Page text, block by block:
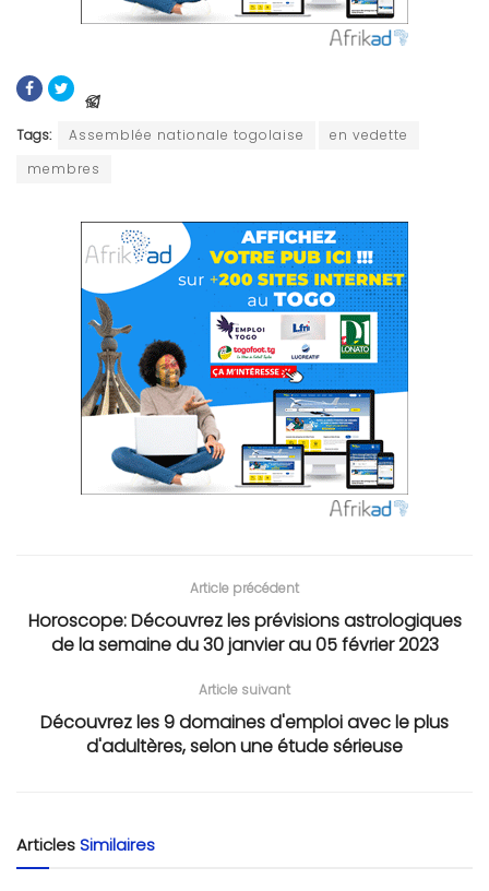
Tags: Assemblée nationale togolaise
en vedette
membres
Article précédent
Horoscope: Découvrez les prévisions astrologiques
de la semaine du 30 janvier au 05 février 2023
Article suivant
Découvrez les 9 domaines d'emploi avec le plus
d'adultères, selon une étude sérieuse
ArticlesSimilaires